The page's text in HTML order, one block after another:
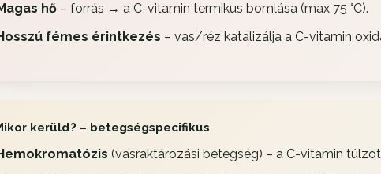
hő– forrás → a C-vitamin termikus bomlása (max 75 °C).
fémes érintkezés – vas/réz katalizálja a C-vitamin
kerüld? – betegségspecifikus
(vasraktározási betegség) – a C-vitamin